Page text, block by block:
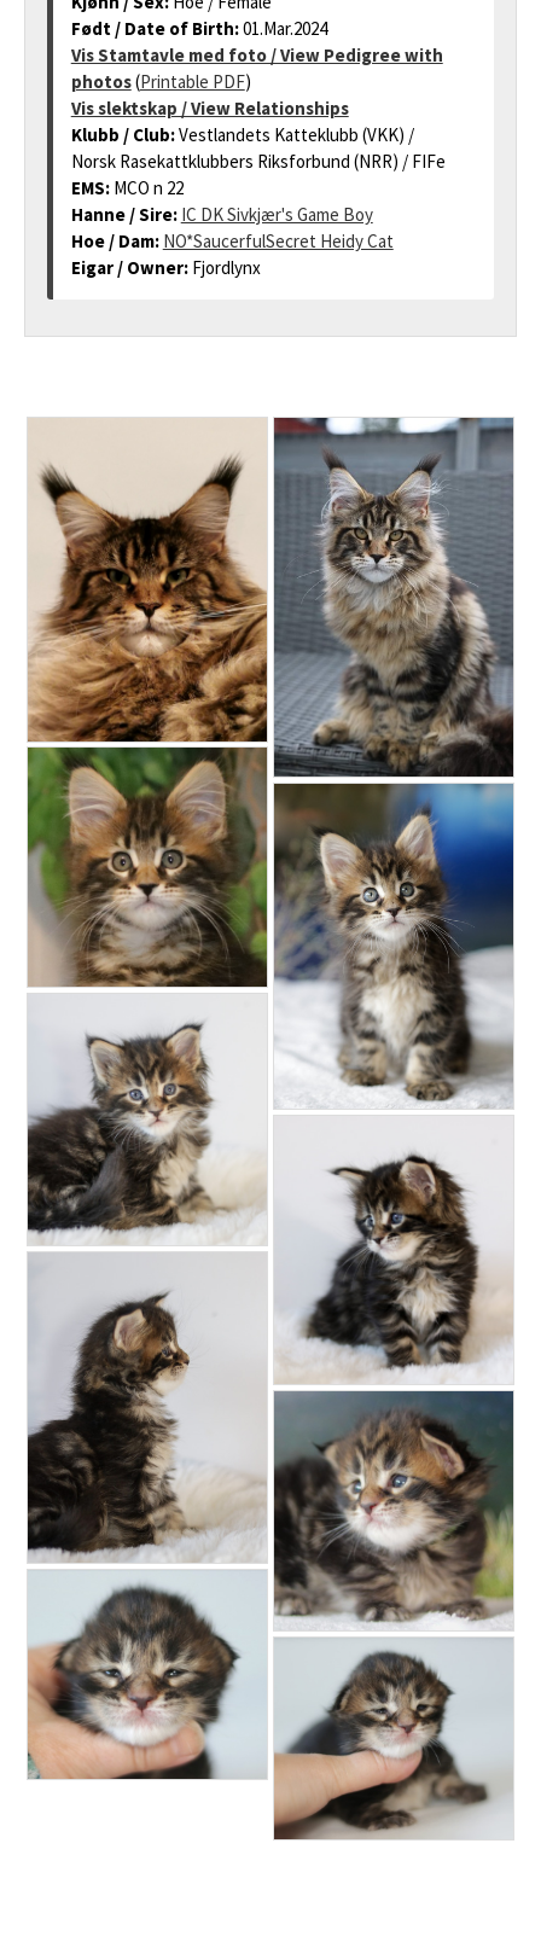
Født / Date of Birth:01.Mar.2024
Vis Stamtavle med foto / View Pedigree with
photos(Printable PDF)
Vis slektskap / View Relationships
Klubb / Club:Vestlandets Katteklubb (VKK) /
Norsk Rasekattklubbers Riksforbund (NRR) / FIFe
EMS: MCO n 22
Hanne / Sire: IC DK Sivkjær's Game Boy
Hoe / Dam: NO*SaucerfulSecret Heidy Cat
Eigar / Owner: Fjordlynx